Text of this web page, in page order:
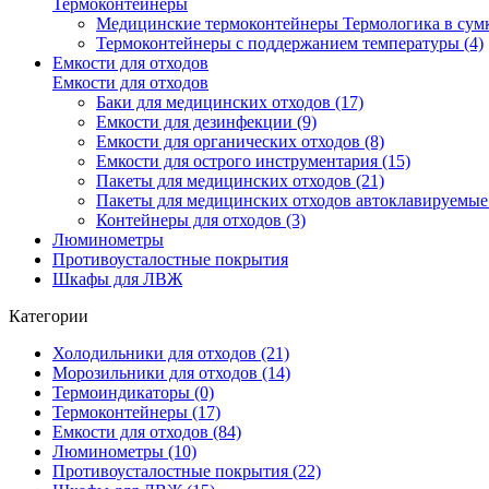
Термоконтейнеры
Медицинские термоконтейнеры Термологика в
Термоконтейнеры с поддержанием температуры (4)
Емкости для отходов
Емкости для отходов
Баки для медицинских отходов (17)
Емкости для дезинфекции (9)
Емкости для органических отходов (8)
Емкости для острого инструментария (15)
Пакеты для медицинских отходов (21)
Пакеты для медицинских отходов
Контейнеры для отходов (3)
Люминометры
Противоусталостные покрытия
Шкафы для ЛВЖ
Категории
Холодильники для отходов (21)
Морозильники для отходов (14)
Термоиндикаторы (0)
Термоконтейнеры (17)
Емкости для отходов (84)
Люминометры (10)
Противоусталостные покрытия (22)